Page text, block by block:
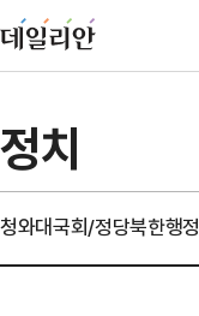
정치
청와대국회/정당북한행정